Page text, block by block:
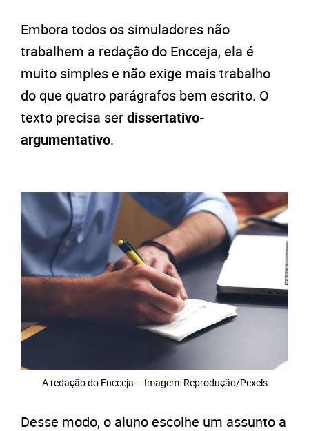
Embora todos os simuladores não
trabalhem a redação do Encceja, ela é
muito simples e não exige mais trabalho
do que quatro parágrafos bem escrito. O
texto precisa serdissertativo-
argumentativo.
A redação do Encceja – Imagem: Reprodução/Pexels
Desse modo, o aluno escolhe um assunto a